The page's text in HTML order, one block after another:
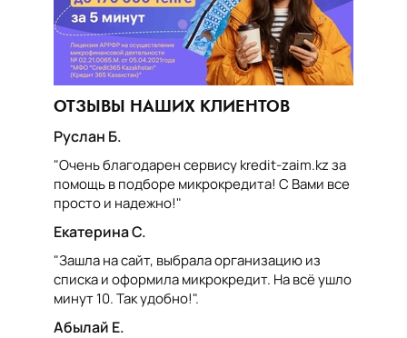
ОТЗЫВЫ НАШИХ КЛИЕНТОВ
Руслан Б.
"Очень благодарен сервису kredit-zaim.kz за
помощь в подборе микрокредита! С Вами все
просто и надежно!"
Екатерина С.
"Зашла на сайт, выбрала организацию из
списка и оформила микрокредит. На всё ушло
минут 10. Так удобно!".
Абылай Е.